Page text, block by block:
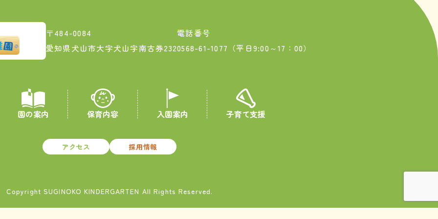
〒484-0084
愛知県犬山市大字犬山字南古券232
電話番号
0568-61-1077（平日9:00～17：00）
園の案内 保育内容 入園案内 子育て支援
アクセス 採用情報
Copyright SUGINOKO KINDERGARTEN All Rights Reserved.